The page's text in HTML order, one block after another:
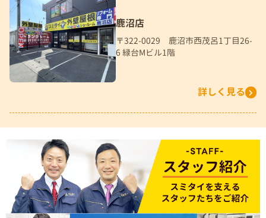
鹿沼店
〒322-0029 鹿沼市西茂呂1丁目26-
6 緑台Mビル1階
詳しく見る